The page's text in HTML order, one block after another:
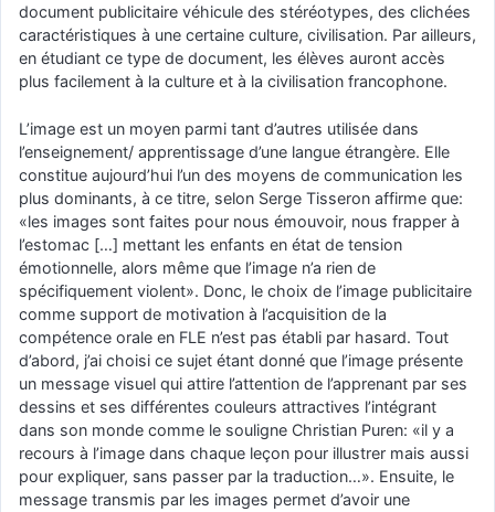
document publicitaire véhicule des stéréotypes, des clichées
caractéristiques à une certaine culture, civilisation. Par ailleurs,
en étudiant ce type de document, les élèves auront accès
plus facilement à la culture et à la civilisation francophone.
L’image est un moyen parmi tant d’autres utilisée dans
l’enseignement/ apprentissage d’une langue étrangère. Elle
constitue aujourd’hui l’un des moyens de communication les
plus dominants, à ce titre, selon Serge Tisseron affirme que:
«les images sont faites pour nous émouvoir, nous frapper à
l’estomac […] mettant les enfants en état de tension
émotionnelle, alors même que l’image n’a rien de
spécifiquement violent». Donc, le choix de l’image publicitaire
comme support de motivation à l’acquisition de la
compétence orale en FLE n’est pas établi par hasard. Tout
d’abord, j’ai choisi ce sujet étant donné que l’image présente
un message visuel qui attire l’attention de l’apprenant par ses
dessins et ses différentes couleurs attractives l’intégrant
dans son monde comme le souligne Christian Puren: «il y a
recours à l’image dans chaque leçon pour illustrer mais aussi
pour expliquer, sans passer par la traduction…». Ensuite, le
message transmis par les images permet d’avoir une